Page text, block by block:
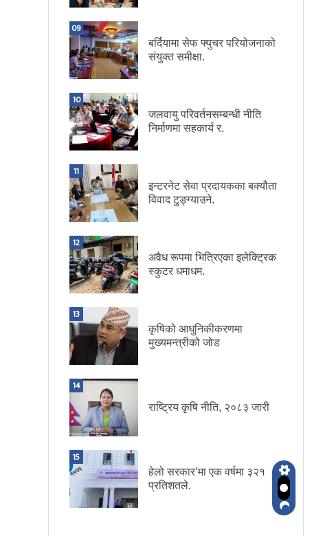
09
बर्दियामा सेफ फ्युचर परियोजनाको
संयुक्त समीक्षा.
10
जलवायु परिवर्तनसम्बन्धी नीति
निर्माणमा सहकार्य र.
11
इन्टरनेट सेवा प्रदायकका बक्यौता
विवाद टुङ्ग्याउने.
12
अवैध रूपमा भित्रिएका इलेक्ट्रिक
स्कुटर धमाधम.
13
कृषिको आधुनिकीकरणमा
मुख्यमन्त्रीको जोड
14
राष्ट्रिय कृषि नीति, २०८३ जारी
15
हेलो सरकार’मा एक वर्षमा ३२१
प्रतिशतले.